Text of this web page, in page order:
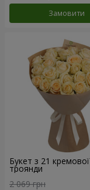
Замовити
Букет з 21 кремової
троянди
2 069 грн